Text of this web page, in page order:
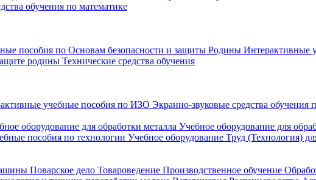
обучения по математике
пособия по Основам безопасности и защиты Родины Интерактивные
родины Технические средства обучения
учебные пособия по ИЗО Экранно-звуковые средства обучения
оборудование для обработки металла Учебное оборудование для
пособия по технологии Учебное оборудование Труд (Технология)
Поварское дело Товароведение Производственное обучение